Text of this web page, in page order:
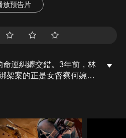
放預告片
運糾纏交錯。3年前，林
架案的正是女督察何婉
聽，還懂得操控婉真的心
，一步一步走入跟綁匪的